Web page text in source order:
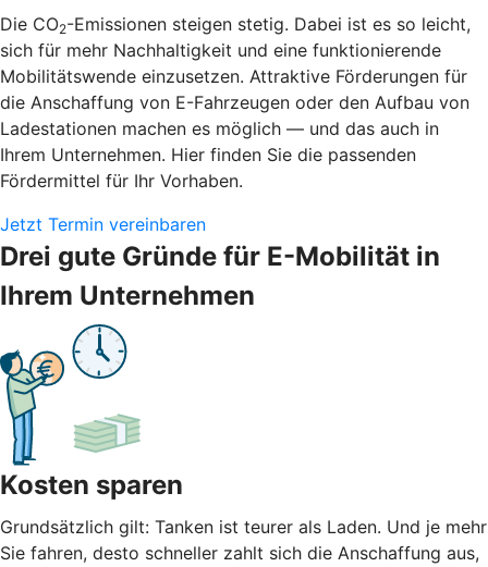
Die CO2-Emissionen steigen stetig. Dabei ist es so leicht,
sich für mehr Nachhaltigkeit und eine funktionierende
Mobilitätswende einzusetzen. Attraktive Förderungen für
die Anschaffung von E-Fahrzeugen oder den Aufbau von
Ladestationen machen es möglich — und das auch in
Ihrem Unternehmen. Hier finden Sie die passenden
Fördermittel für Ihr Vorhaben.
Jetzt Termin vereinbaren
Drei gute Gründe für E-Mobilität in
Ihrem Unternehmen
Kosten sparen
Grundsätzlich gilt: Tanken ist teurer als Laden. Und je mehr
Sie fahren, desto schneller zahlt sich die Anschaffung aus,